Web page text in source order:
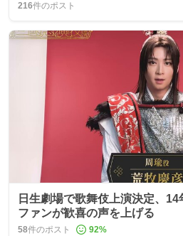
216件のポスト
日生劇場で歌舞伎上演決定、
ファンが歓喜の声を上げる
58件のポスト 92%